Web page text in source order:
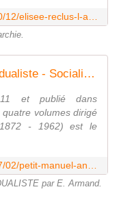
★ Petit manuel anarchiste individualiste - Socialisme libertaire
et publié dans
volumes dirigé
- 1962) est le
par E. Armand.